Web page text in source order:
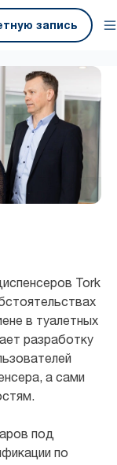
запись
Tork
в туалетных
разработку
а сами
под
по